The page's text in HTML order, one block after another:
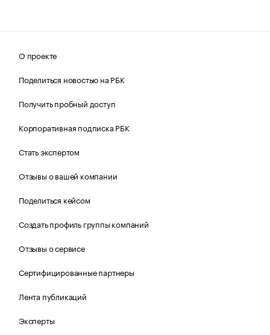
О проекте
Поделиться новостью на РБК
Получить пробный доступ
Корпоративная подписка РБК
Стать экспертом
Отзывы о вашей компании
Поделиться кейсом
Создать профиль группы компаний
Отзывы о сервисе
Сертифицированные партнеры
Лента публикаций
Эксперты